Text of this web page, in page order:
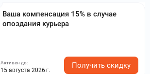
Ваша компенсация 15% в случае
опоздания курьера
Активен до:
15 августа 2026 г.
Получить скидку